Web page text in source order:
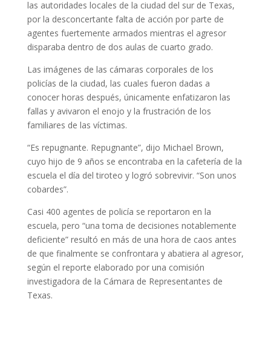
las autoridades locales de la ciudad del sur de Texas,
por la desconcertante falta de acción por parte de
agentes fuertemente armados mientras el agresor
disparaba dentro de dos aulas de cuarto grado.
Las imágenes de las cámaras corporales de los
policías de la ciudad, las cuales fueron dadas a
conocer horas después, únicamente enfatizaron las
fallas y avivaron el enojo y la frustración de los
familiares de las víctimas.
“Es repugnante. Repugnante”, dijo Michael Brown,
cuyo hijo de 9 años se encontraba en la cafetería de la
escuela el día del tiroteo y logró sobrevivir. “Son unos
cobardes”.
Casi 400 agentes de policía se reportaron en la
escuela, pero “una toma de decisiones notablemente
deficiente” resultó en más de una hora de caos antes
de que finalmente se confrontara y abatiera al agresor,
según el reporte elaborado por una comisión
investigadora de la Cámara de Representantes de
Texas.